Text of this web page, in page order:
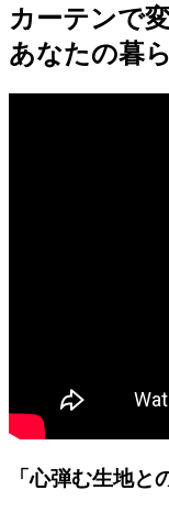
カーテンで
あなたの暮
「心弾む生地と